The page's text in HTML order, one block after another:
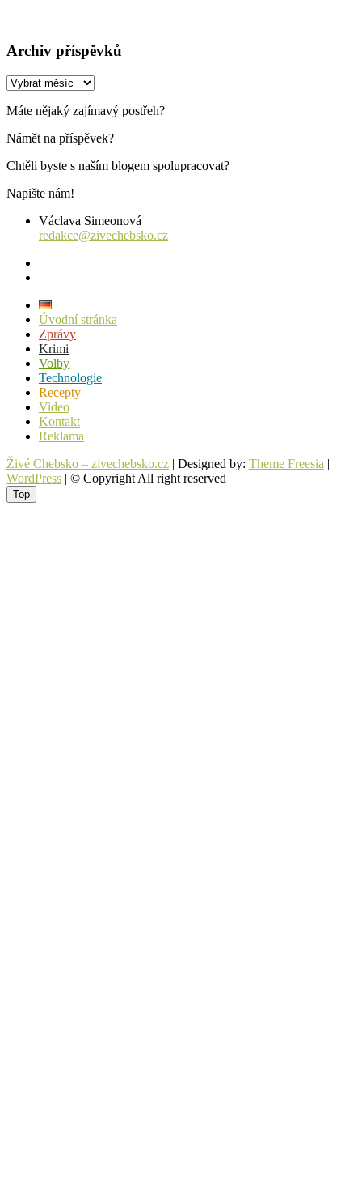
Archiv příspěvků
Archiv
Máte nějaký zajímavý postřeh?
Námět na příspěvek?
Chtěli byste s naším blogem spolupracovat?
Napište nám!
Václava Simeonová
redakce@zivechebsko.cz
Úvodní stránka
Zprávy
Krimi
Volby
Technologie
Recepty
Video
Kontakt
Reklama
Živé Chebsko – zivechebsko.cz | Designed by: Theme Freesia |
WordPress | © Copyright All right reserved
Top